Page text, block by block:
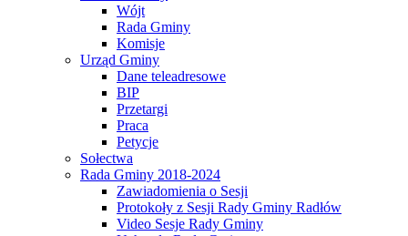
Wójt
Rada Gminy
Komisje
Urząd Gminy
Dane teleadresowe
BIP
Przetargi
Praca
Petycje
Sołectwa
Rada Gminy 2018-2024
Zawiadomienia o Sesji
Protokoły z Sesji Rady Gminy Radłów
Video Sesje Rady Gminy